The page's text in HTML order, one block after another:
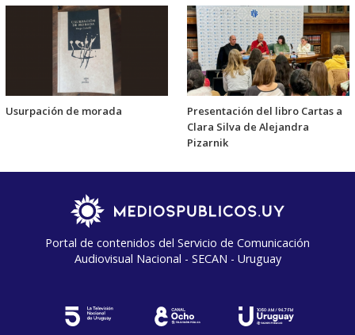
Usurpación de morada
Presentación del libro Cartas a
Clara Silva de Alejandra
Pizarnik
Portal de contenidos del Servicio de Comunicación
Audiovisual Nacional - SECAN - Uruguay